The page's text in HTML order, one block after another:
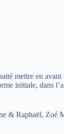
mettre en
initiale, dans
& Raphaël, Zoé